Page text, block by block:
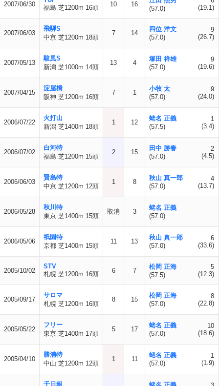
2007/06/30
福島 芝1200m 16頭
10 16
(57.0)
(19.1)
2007/06/03
飛騨S
中京 芝1200m 18頭
7 14
四位 洋文
(57.0)
9
(26.7)
2007/05/13
駿風S
新潟 芝1000m 14頭
13 4
塚田 祥雄
(57.0)
9
(19.6)
2007/04/15
淀屋橋
阪神 芝1200m 16頭
7 1
小牧 太
(57.0)
9
(24.0)
2006/07/22
火打山
新潟 芝1400m 18頭
1 12
蛯名 正義
(57.5)
1
(3.4)
2006/07/02
白河特
福島 芝1200m 15頭
2 15
田中 勝春
(57.0)
2
(4.5)
2006/06/03
賢島特
中京 芝1200m 12頭
1 8
秋山 真一郎
(57.0)
4
(13.7)
2006/05/28
秋川特
東京 芝1400m 15頭
取消 3
蛯名 正義
(57.0)
-
2006/05/06
祇園特
京都 芝1400m 15頭
11 13
秋山 真一郎
(57.0)
6
(33.6)
2005/10/02
STV
札幌 芝1200m 16頭
6 7
松岡 正海
(57.5)
5
(12.3)
2005/09/17
サロマ
札幌 芝1200m 16頭
8 15
松岡 正海
(57.0)
8
(22.8)
2005/05/22
フリー
東京 芝1400m 17頭
5 17
蛯名 正義
(57.0)
10
(18.6)
2005/04/10
勝浦特
中山 芝1200m 12頭
1 11
蛯名 正義
(57.0)
1
(1.9)
千日報